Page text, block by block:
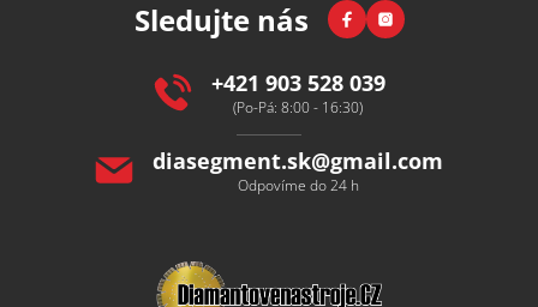
Sledujte nás FacebookInstagram
+421 903 528 039
(Po-Pá: 8:00 - 16:30)
diasegment.sk@gmail.com
Odpovíme do 24 h